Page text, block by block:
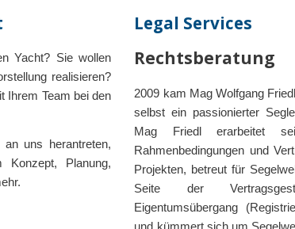
Yacht? Sie wollen
realisieren?
Ihrem Team bei den
uns herantreten,
Konzept, Planung,
Legal Services
Rechtsberatung
2009 kam Mag Wolfgang
selbst ein passionierter
Mag Friedl erarbeitet
Rahmenbedingungen und
Projekten, betreut für
Seite der
Eigentumsübergang
und kümmert sich um